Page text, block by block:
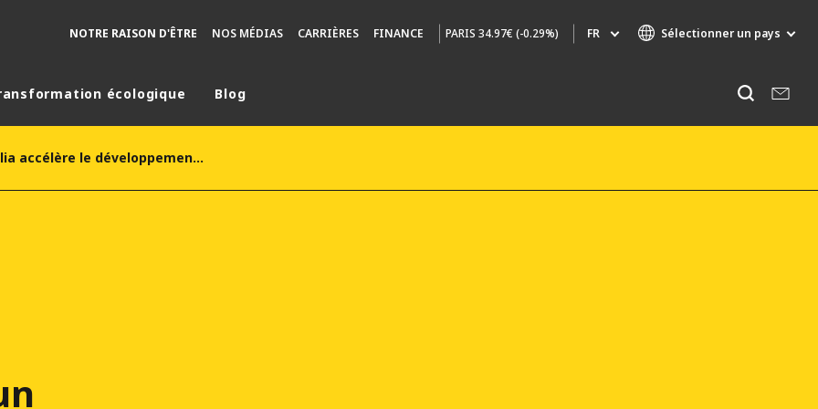
NOTRE RAISON D'ÊTRE NOS MÉDIAS CARRIÈRES FINANCE PARIS 34.97€ (-0.29%) FR Sélectionner un pays
écologique Blog
Veolia accélère le développement de l'énergie locale décarbonante avec un investissement de 4 milliards d'euros d'ici à 2030